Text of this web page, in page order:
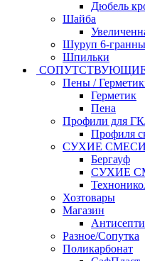
Дюбель
Шайба
Шуруп 6-
Шпильки
Пены /
Герметик
Пена
Профили для
Профиля
СУХИЕ СМЕСИ
Бергауф
СУХИЕ
Хозтовары
Магазин
Разное/Сопутка
Поликарбонат